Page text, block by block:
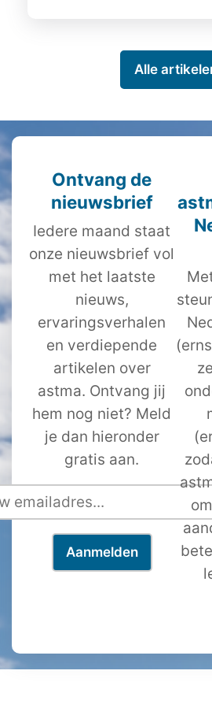
Alle
Ontvang de
nieuwsbrief
Iedere maand staat
onze nieuwsbrief vol
met het laatste
nieuws,
ervaringsverhalen
en verdiepende
artikelen over
astma. Ontvang jij
hem nog niet? Meld
je dan hieronder
gratis aan.